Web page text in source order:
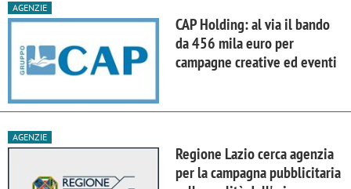
AGENZIE
CAP Holding: al via il bando
da 456 mila euro per
campagne creative ed eventi
AGENZIE
Regione Lazio cerca agenzia
per la campagna pubblicitaria